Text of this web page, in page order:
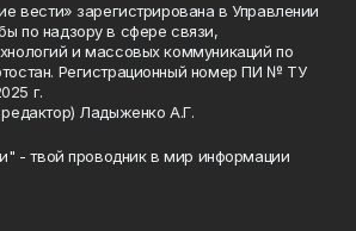
вести» зарегистрирована в Управлении
по надзору в сфере связи,
и массовых коммуникаций по
Регистрационный номер ПИ № ТУ
г.
Ладыженко А.Г.
- твой проводник в мир информации